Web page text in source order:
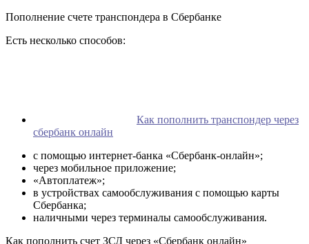
Пополнение счете транспондера в Сбербанке
Есть несколько способов:
Как пополнить транспондер через
сбербанк онлайн
с помощью интернет-банка «Сбербанк-онлайн»;
через мобильное приложение;
«Автоплатеж»;
в устройствах самообслуживания с помощью карты
Сбербанка;
наличными через терминалы самообслуживания.
Как пополнить счет ЗСД через «Сбербанк онлайн»